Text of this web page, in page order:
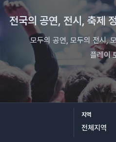
전국의 공연, 전시, 축제
모두의 공연, 모두의 전시,
플레이
지역